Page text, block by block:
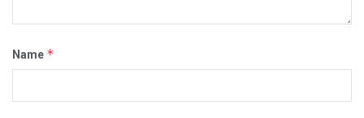
Name *